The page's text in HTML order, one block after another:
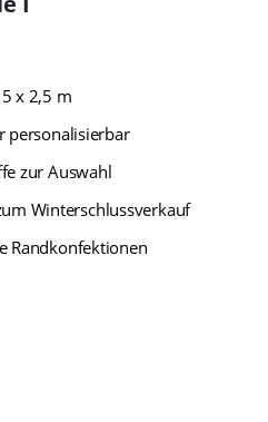
x 2,5 m
personalisierbar
zur Auswahl
Winterschlussverkauf
Randkonfektionen